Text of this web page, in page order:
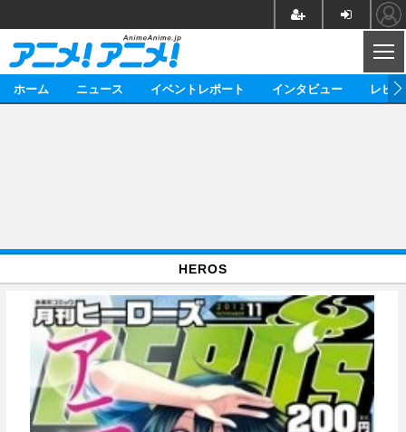
イベント 海外
海外イベント ビジネス
俳優・タレント アーティスト
ビジネス
レビュー
アニメ 実写
書評 イベント
ゲーム 座談会
動画
アニメ 映画/ドラマ
アニメ！アニメ！TV ABEMA Cafe
連載・コラム
ホーム ニュース イベントレポート インタビュー レビ
HEROS